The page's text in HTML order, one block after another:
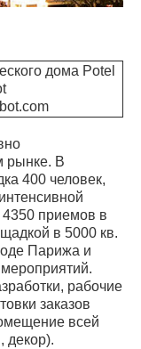
дома Potel
рынке. В
400 человек,
4350 приемов в
в 5000 кв.
Парижа и
рабочие
заказов
всей
декор).